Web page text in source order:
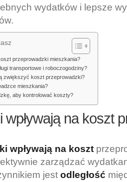
wydatków i lepsze
przeprowadzki mieszkania?
transportowe i roboczogodziny?
zwiększyć koszt przeprowadzki?
mieszkania?
aby kontrolować koszty?
wpływają na koszt
wpływają na koszt
zarządzać
jest odległość